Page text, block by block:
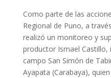
Como parte de las
Regional de Puno, a
realizó un monitoreo y
productor Ismael Castillo,
campo San Simón de
Ayapata (Carabaya),